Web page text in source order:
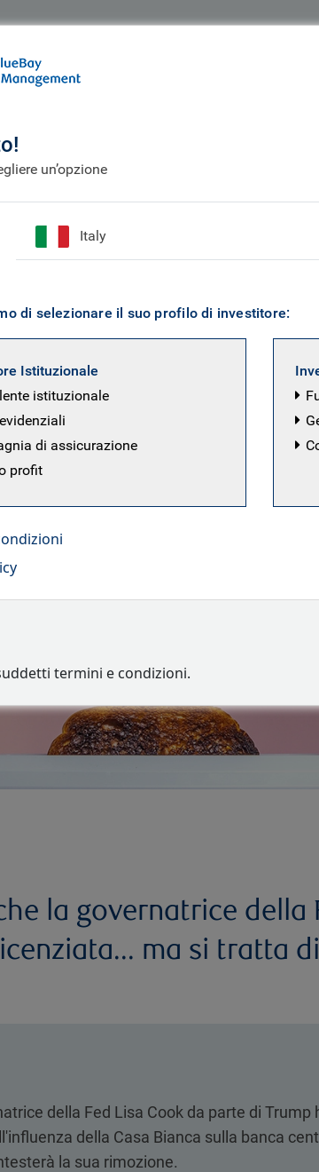
siamo
la governatrice della
ma si tratta di
della Fed Lisa Cook da parte di Trump
della Casa Bianca sulla banca
la sua rimozione.
un’opzione
Italy
di selezionare il suo profilo di investitore:
Istituzionale
istituzionale
di assicurazione
profit
termini e condizioni.